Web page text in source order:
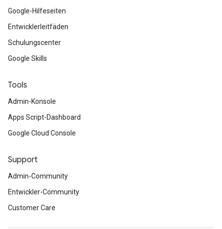
Google-Hilfeseiten
Entwicklerleitfäden
Schulungscenter
Google Skills
Tools
Admin-Konsole
Apps Script-Dashboard
Google Cloud Console
Support
Admin-Community
Entwickler-Community
Customer Care